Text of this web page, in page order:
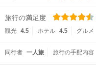
旅行の満足度
観光 4.5 ホテル 4.5 グルメ
同行者 一人旅 旅行の手配内容